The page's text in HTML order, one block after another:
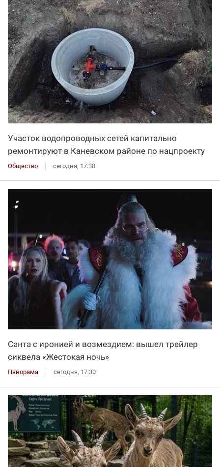
Участок водопроводных сетей капитально
ремонтируют в Каневском районе по нацпроекту
Общество сегодня, 17:38
Санта с иронией и возмездием: вышел трейлер
сиквела «Жестокая ночь»
Панорама сегодня, 17:30